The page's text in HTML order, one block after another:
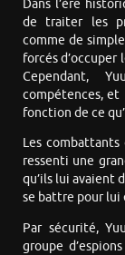
Dans l’ère
de traiter les
comme de
forcés
Cependant,
compétences,
fonction de ce
Les
ressenti une
qu’ils lui avaient
se battre pour lui
Par sécurité,
groupe